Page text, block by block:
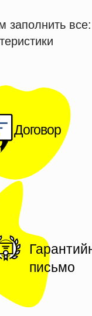
заполнить
письмо
Договор